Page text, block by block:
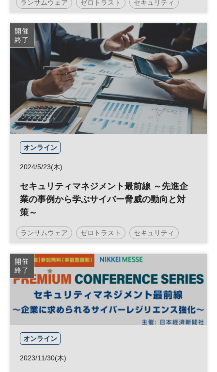
ランサムウェア ゼロトラスト セキュリティ
リスク管理 サイバーセキュリティ
リスクマネジメント 個人情報 サイバー攻撃
日経メッセプレミアム・カンファレンス・シリーズ
日経プレミアム・カンファレンス・シリーズ
開催
終了
オンライン
2024/5/23(木)
セキュリティマネジメント最前線 ～先進企
業の事例から学ぶサイバー脅威の動向と対
策～
ランサムウェア ゼロトラスト セキュリティ
リスク管理 テレワーク リスクマネジメント
サイバー攻撃 参加無料
日経プレミアム・カンファレンス・シリーズ
開催
終了
オンライン
2023/11/30(木)